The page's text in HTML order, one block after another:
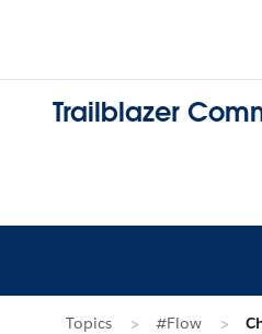
Trailblazer
Topics #Flow